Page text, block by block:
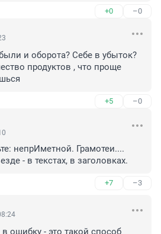
+0 –0
и оборота? Себе в убыток?
продуктов , что проще
+5 –0
непрИметной. Грамотеи....
- в текстах, в заголовках.
+7 –3
ошибку - это такой способ